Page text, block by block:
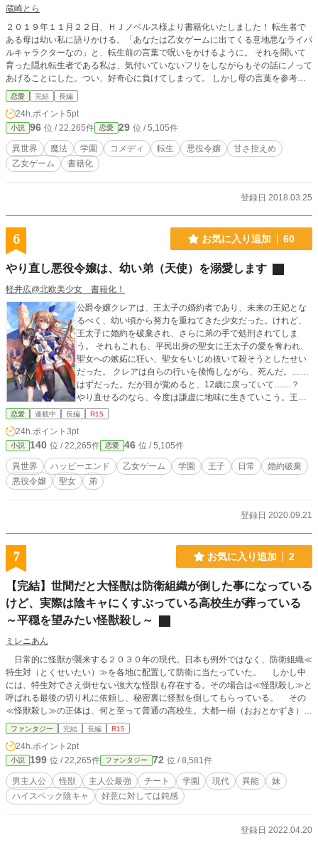
蔵崎とら
２０１９年１１月２２日、ＨＪノベルス様より書籍化いたしました！ 転生者で
ある母は幼い私に語りかける。「あなたは乙女ゲームに出てくる意地悪なライバ
ルキャラクターなの」と、転生前の言葉で呪いをかけるように。 それを聞いて
育った隠れ転生者である私は、気付いていないフリをしながらもその話にノって
あげることにした。つい、好奇心に負けてしまって。 しかし母の言葉を参考に
意地悪令嬢を目指すもなかなか上手くいかない。なんせ私は乙女ゲームをやった
ことがないのだから。……まぁゲーマーではあったけれども。 元ゲーマーヒロ
インがファンタジックな世界でファンタジックな単語にテンションを上げながら
たまに意地悪令嬢っぽいことにチャレンジする、そんなほのぼの異世界学園ラブ
コメです。
恋愛 完結 長編
24h.ポイント 5pt
小説 96 位 / 22,265件 恋愛 29 位 / 5,105件
異世界 魔法 学園 コメディ 転生 悪役令嬢
甘さ控えめ
乙女ゲーム
書籍化
登録日 2018.03.25
6 お気に入り追加 60
やり直し悪役令嬢は、幼い弟（天使）を溺愛します
軽井広@北欧美少女 書籍化！
公爵令嬢クレアは、王太子の婚約者であり、未来の王妃とな
るべく、幼い頃から努力を重ねてきた少女だった。けれど、
王太子に婚約を破棄され、さらに弟の手で処刑されてしま
う。 それもこれも、平民出身の聖女に王太子の愛を奪われ、
聖女への嫉妬に狂い、聖女をいじめ抜いて殺そうとしたせい
だった。 クレアは自らの行いを後悔しながら、死んだ。……
はずだった。だが目が覚めると、12歳に戻っていて……？
やり直せるのなら、今度は謙虚に地味に生きていこう。王太
子の婚約者なんて地位にもしがみつかないし、すべてを聖女
敷にいるのは、一つ年下の弟フィル。血のつながらないクレ
アとは疎遠な仲だった。彼は五年後には聖女に恋し、クレア
を殺すことになる。だが、少なくとも今の彼は、ただの幼く
可愛らしい少年にすぎない。 「フィルは聖女様と幸せになっ
ていいから。だから……頼むから……わたしを殺さないで
る。そうすれば、破滅する未来を回避できると信じて。 と
なっていき、心から溺愛するようになっていく。 やがてク
レアは弟とともに、聖女や王太子たち、そして王国全体を巻
恋愛 連載中 長編 R15
24h.ポイント 3pt
小説 140 位 / 22,265件 恋愛 46 位 / 5,105件
異世界 ハッピーエンド 乙女ゲーム 学園 王子 日常
婚約破棄
悪役令嬢
聖女 弟
登録日 2020.09.21
7 お気に入り追加 2
【完結】世間だと大怪獣は防衛組織が倒した事になっている
けど、実際は陰キャにくすぶっている高校生が葬っている
～平穏を望みたい怪獣殺し～
ミレニあん
日常的に怪獣が襲来する２０３０年の現代。日本も例外ではなく、防衛組織≪
特生対（とくせいたい）≫を各地に配置して防衛に当たっていた。 しかし中
には、特生対でさえ倒せない強大な怪獣も存在する。その場合は≪怪獣殺し≫と
呼ばれる最後の切り札に依頼し、秘密裏に怪獣を倒してもらっている。 その
≪怪獣殺し≫の正体は、何と至って普通の高校生。大都一樹（おおとかずき）と
いう少年だ。 普段は陽キャにいじられる陰キャとして学校生活を送っている
が、実はある理由により怪獣を撃破できるほどの異能を持っている。 ≪怪獣
殺し≫の存在は極秘事項であり、世間では「強大な怪獣は特生対が倒した」とい
う事になっている。ただし一樹はその辺全く気にしていない。 陰キャと言わ
れるくらい慎ましく生活しているのも、噂が立ったり特別扱いされるのを防ぐ
為。彼は最愛の妹と共に平穏な生活を望みたいのだ。 これはそんな高校生
の、日常と非日常が飛び交う物語。
ファンタジー 完結 長編 R15
24h.ポイント 2pt
小説 199 位 / 22,265件 ファンタジー 72 位 / 8,581件
男主人公 怪獣 主人公最強 チート 学園 現代 異能
妹
ハイスペック陰キャ
好意に対しては鈍感
登録日 2022.04.20